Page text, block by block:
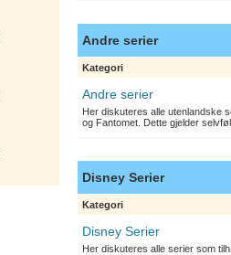
Andre serier
Kategori
Andre serier
Her diskuteres alle utenlandske
og Fantomet. Dette gjelder
Disney Serier
Kategori
Disney Serier
Her diskuteres alle serier som